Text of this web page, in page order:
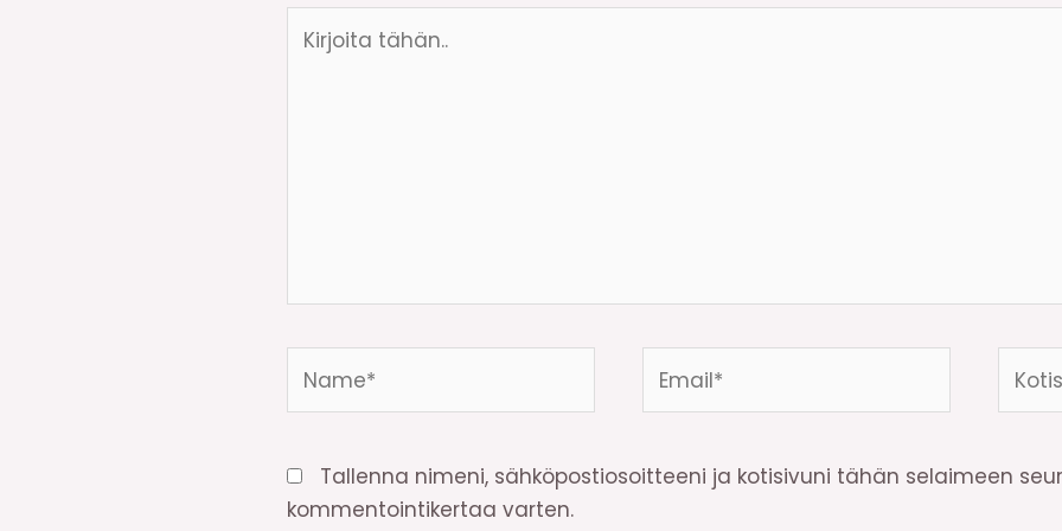
tähän..
osoite
Tallenna nimeni, sähköpostiosoitteeni ja kotisivuni tähän selaimeen
kommentointikertaa varten.